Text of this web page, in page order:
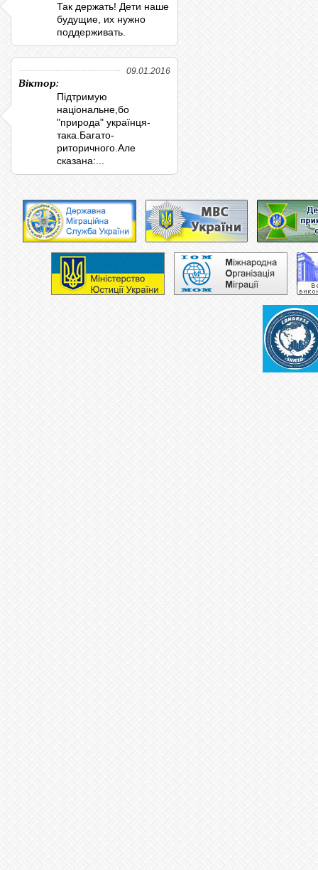
Так держать! Дети наше
будущие, их нужно
поддерживать.
09.01.2016
Віктор:
Підтримую
національне,бо
"природа" українця-
така.Багато-
риторичного.Але
сказана:...